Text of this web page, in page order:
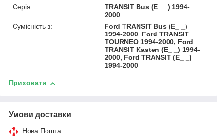
Серія
TRANSIT Bus (E_ _) 1994-
2000
Сумісність з:
Ford TRANSIT Bus (E_ _)
1994-2000, Ford TRANSIT
TOURNEO 1994-2000, Ford
TRANSIT Kasten (E_ _) 1994-
2000, Ford TRANSIT (E_ _)
1994-2000
Приховати
Умови доставки
Нова Пошта